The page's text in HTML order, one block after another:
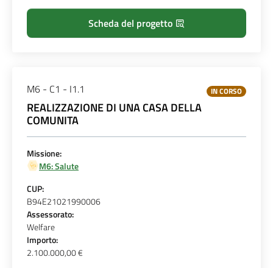
Scheda del progetto
M6 - C1 - I1.1 IN CORSO
REALIZZAZIONE DI UNA CASA DELLA
COMUNITA
Missione:
M6: Salute
CUP:
B94E21021990006
Assessorato:
Welfare
Importo:
2.100.000,00 €